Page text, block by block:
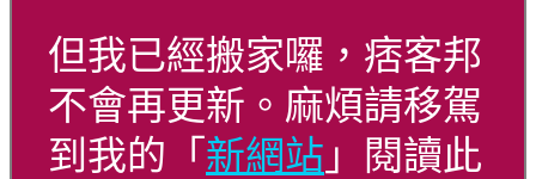
但我已經搬家囉，痞客邦
不會再更新。麻煩請移駕
到我的「 新網站 」閱讀此